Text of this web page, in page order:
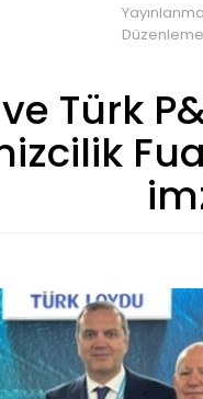
Türk